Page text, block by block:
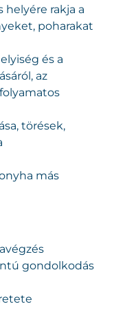
helyére rakja a
poharakat
és a
az
törések,
más
gondolkodás